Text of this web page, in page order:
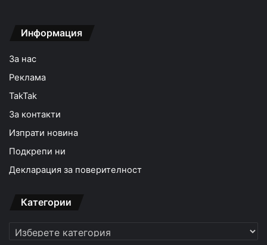
Информация
За нас
Реклама
TakTak
За контакти
Изпрати новина
Подкрепи ни
Декларация за поверителност
Категории
Категории